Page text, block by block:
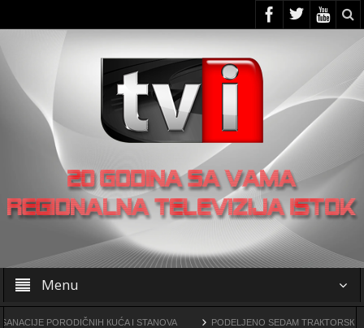
Menu
КUĆA I STANOVA PODELJENO SEDAM TRAКTORSКIH КOSILICA